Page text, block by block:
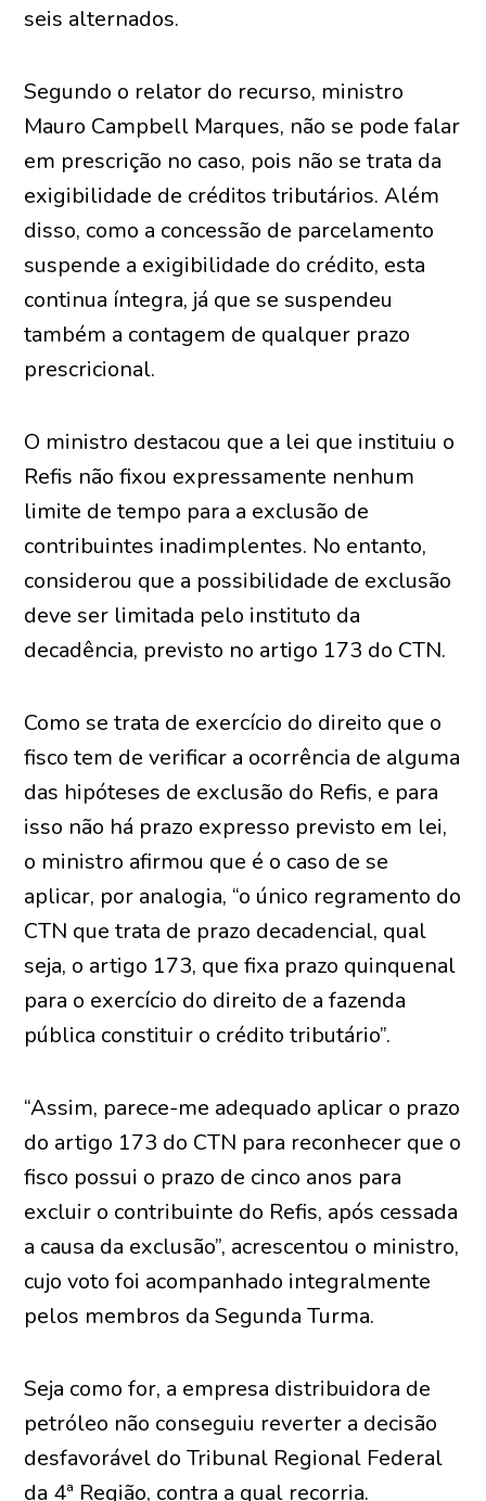
seis alternados.
Segundo o relator do recurso, ministro
Mauro Campbell Marques, não se pode falar
em prescrição no caso, pois não se trata da
exigibilidade de créditos tributários. Além
disso, como a concessão de parcelamento
suspende a exigibilidade do crédito, esta
continua íntegra, já que se suspendeu
também a contagem de qualquer prazo
prescricional.
O ministro destacou que a lei que instituiu o
Refis não fixou expressamente nenhum
limite de tempo para a exclusão de
contribuintes inadimplentes. No entanto,
considerou que a possibilidade de exclusão
deve ser limitada pelo instituto da
decadência, previsto no artigo 173 do CTN.
Como se trata de exercício do direito que o
fisco tem de verificar a ocorrência de alguma
das hipóteses de exclusão do Refis, e para
isso não há prazo expresso previsto em lei,
o ministro afirmou que é o caso de se
aplicar, por analogia, “o único regramento do
CTN que trata de prazo decadencial, qual
seja, o artigo 173, que fixa prazo quinquenal
para o exercício do direito de a fazenda
pública constituir o crédito tributário”.
“Assim, parece-me adequado aplicar o prazo
do artigo 173 do CTN para reconhecer que o
fisco possui o prazo de cinco anos para
excluir o contribuinte do Refis, após cessada
a causa da exclusão”, acrescentou o ministro,
cujo voto foi acompanhado integralmente
pelos membros da Segunda Turma.
Seja como for, a empresa distribuidora de
petróleo não conseguiu reverter a decisão
desfavorável do Tribunal Regional Federal
da 4ª Região, contra a qual recorria.